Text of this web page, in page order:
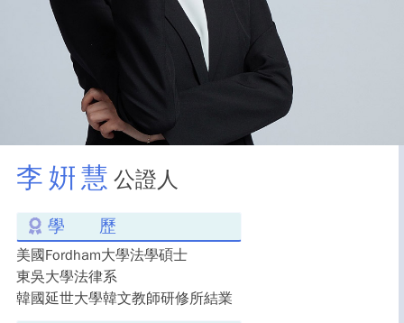
李姸慧 公證人
學 歷
美國Fordham大學法學碩士
東吳大學法律系
韓國延世大學韓文教師研修所結業